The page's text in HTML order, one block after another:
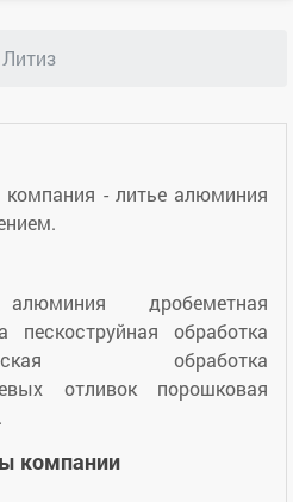
Литиз
компания - литье алюминия
дробеметная
пескоструйная обработка
обработка
отливок порошковая
компании